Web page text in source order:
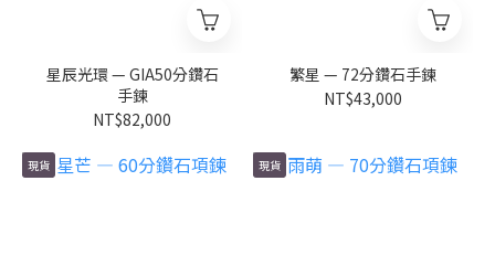
星辰光環 — GIA50分鑽石
手鍊
NT$82,000
繁星 — 72分鑽石手鍊
NT$43,000
現貨 現貨